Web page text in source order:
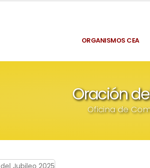
ORGANISMOS CEA
Oración
Oficina de